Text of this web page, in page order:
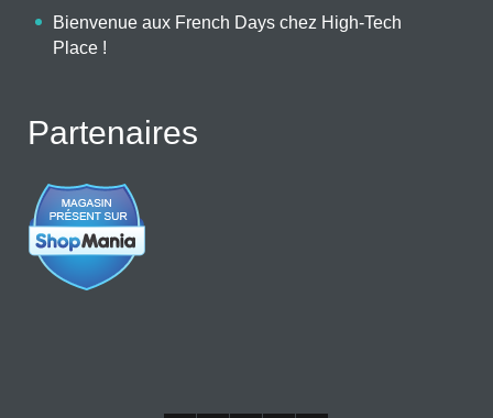
Bienvenue aux French Days chez High-Tech
Place !
Partenaires